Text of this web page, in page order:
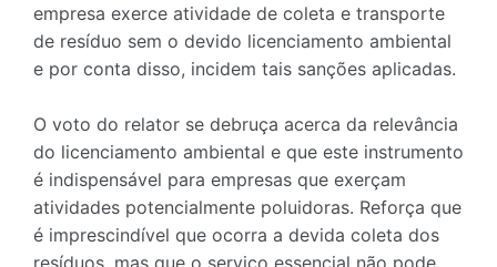
empresa exerce atividade de coleta e transporte
de resíduo sem o devido licenciamento ambiental
e por conta disso, incidem tais sanções aplicadas.
O voto do relator se debruça acerca da relevância
do licenciamento ambiental e que este instrumento
é indispensável para empresas que exerçam
atividades potencialmente poluidoras. Reforça que
é imprescindível que ocorra a devida coleta dos
resíduos, mas que o serviço essencial não pode